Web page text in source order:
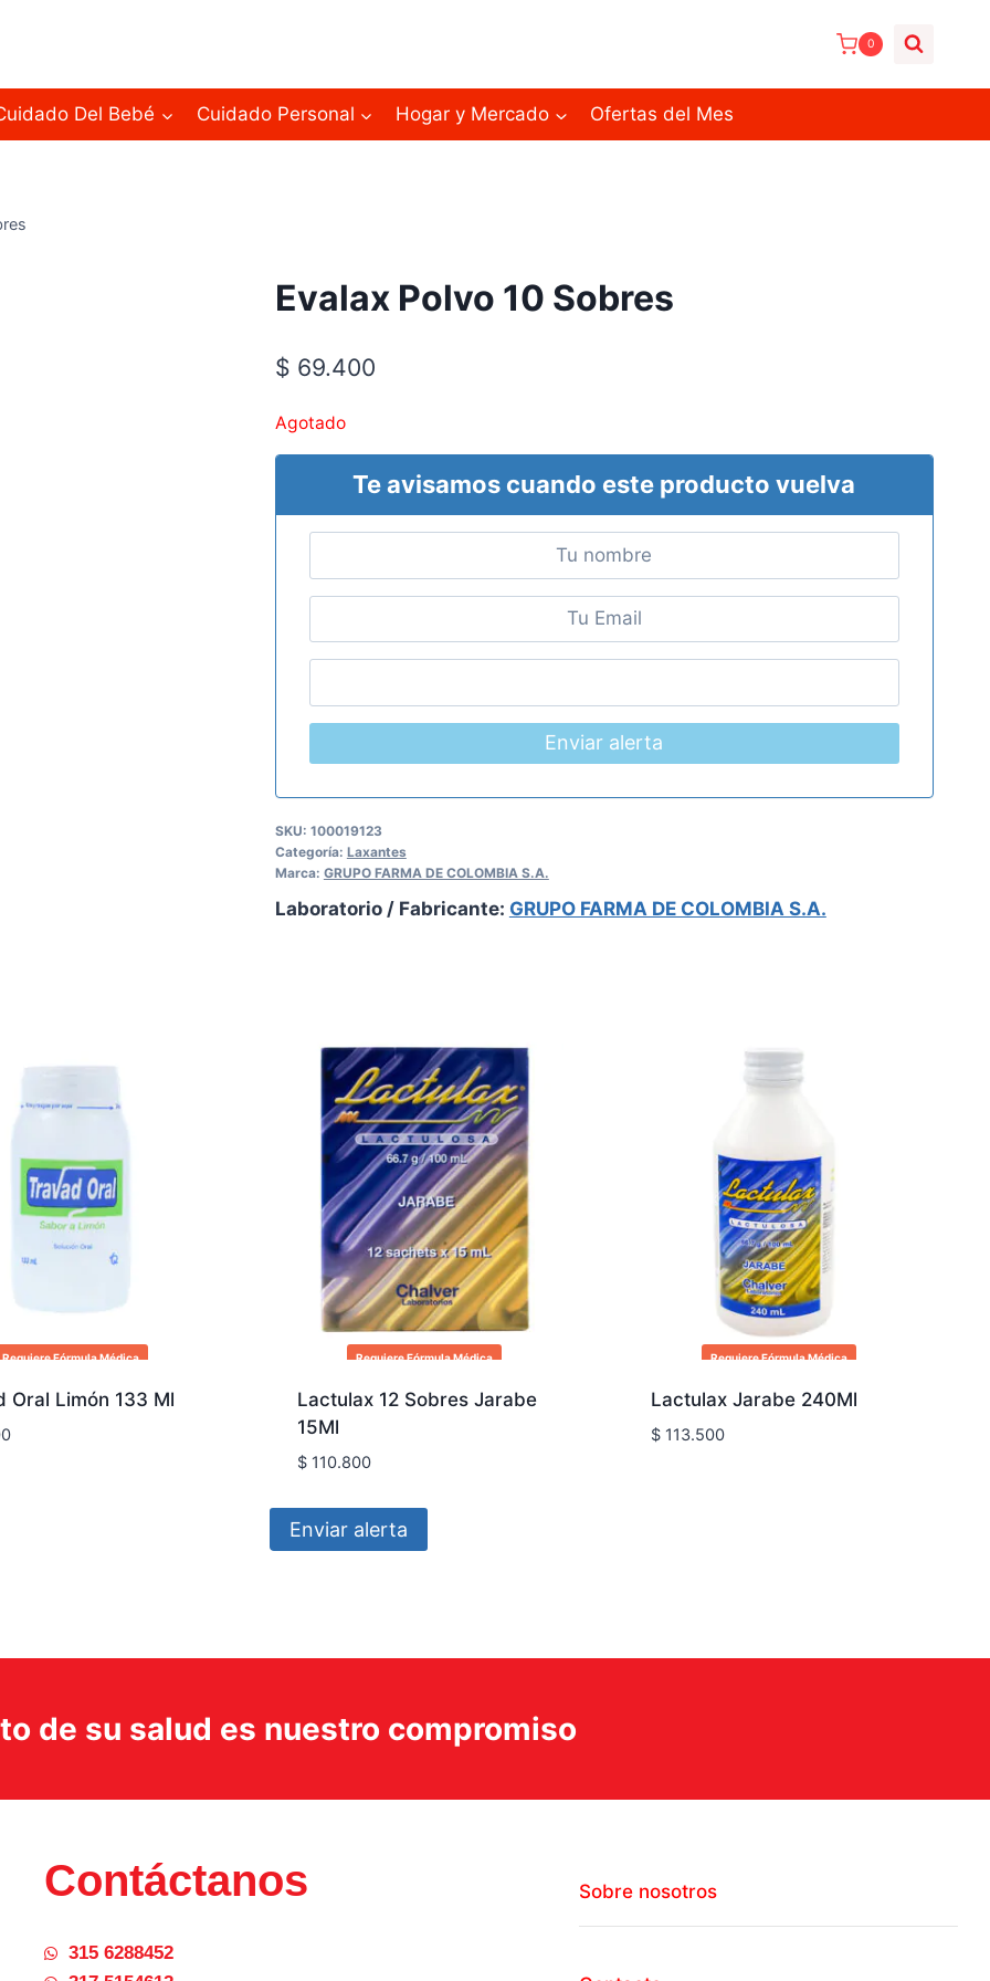
0
Del Bebé Cuidado Personal Hogar y Mercado Ofertas del Mes
Evalax Polvo 10 Sobres
$ 69.400
Agotado
Te avisamos cuando este producto vuelva
Enviar alerta
SKU: 100019123
Categoría: Laxantes
Marca: GRUPO FARMA DE COLOMBIA S.A.
Laboratorio / Fabricante: GRUPO FARMA DE COLOMBIA S.A.
Requiere Fórmula Médica
Oral Limón 133 Ml
Requiere Fórmula Médica
Lactulax 12 Sobres Jarabe
15Ml
$110.800
Enviar alerta
Requiere Fórmula Médica
Lactulax Jarabe 240Ml
$ 113.500
de su salud es nuestro compromiso
Contáctanos
315 6288452
Sobre nosotros